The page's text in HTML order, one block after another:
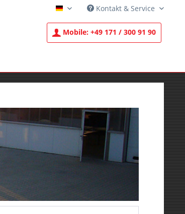
Deutsch Kontakt & Service
Mobile: +49 171 / 300 91 90